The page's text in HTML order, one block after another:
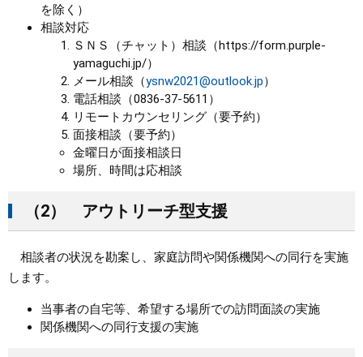
を除く）
相談対応
ＳＮＳ（チャット ） 相談（https://form.purple-
yamaguchi.jp/）
メール相談（ysnw2021@outlook.jp）
電話相談（0836-37-5611）
リモートカウンセリング（要予約）
面接相談（要予約）
金曜日が面接相談日
場所、時間は応相談
（2） アウトリーチ型支援
相談者の状況を勘案し、家庭訪問や関係機関への同行を実施
します。
当事者の自宅等、希望する場所での訪問面談の実施
関係機関への同行支援の実施